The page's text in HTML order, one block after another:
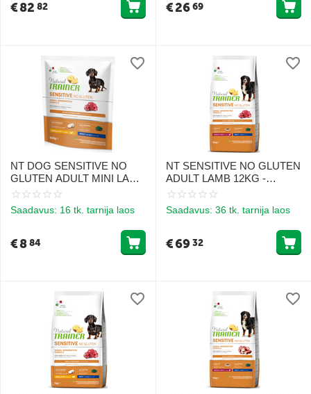
€82 82 €2669
NT DOG SENSITIVE NO
GLUTEN ADULT MINI LAMB
800G - GLUTEENIVABA
TUNDLIKELE
KOERTELE LAMBALIHAGA
Saadavus: 16 tk. tarnija laos
€884
NT SENSITIVE NO GLUTEN
ADULT LAMB 12KG -
GLUTEENIVABA TOIT
TUNDLIKU KESEGA
KESKMISTE JA SUURTE
TÕUGUDE TÄISKASVANUD
Saadavus: 36 tk. tarnija laos
€6932